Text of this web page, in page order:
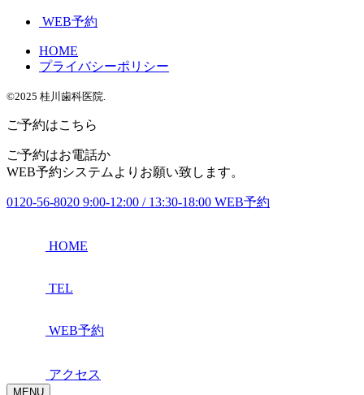
WEB予約
HOME
プライバシーポリシー
©2025 桂川歯科医院.
ご予約はこちら
ご予約はお電話か
WEB予約システムよりお願い致します。
0120-56-8020 9:00-12:00 / 13:30-18:00 WEB予約
HOME
TEL
WEB予約
アクセス
MENU